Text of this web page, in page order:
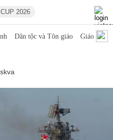
2026
Dân tộc và Tôn giáo Giáo dục